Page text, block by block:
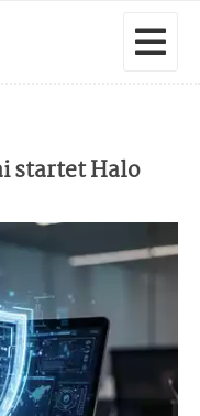
startet Halo